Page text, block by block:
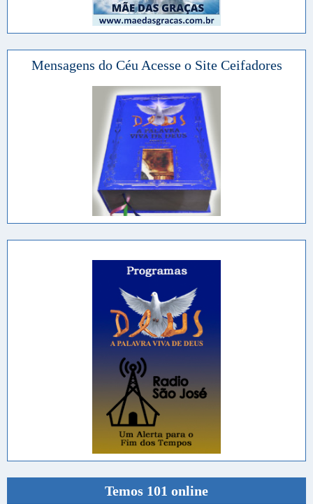
Mensagens do Céu Acesse o Site Ceifadores
Temos 101 online